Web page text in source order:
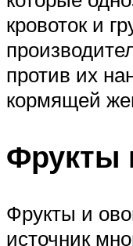
кровоток и
против их
кормящей
Фрукты
Фрукты и
источник